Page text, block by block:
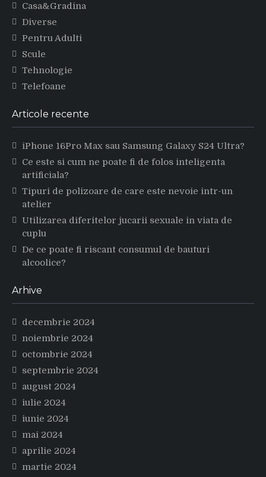
Casa&Gradina
Diverse
Pentru Adulti
Scule
Tehnologie
Telefoane
Articole recente
iPhone 16Pro Max sau Samsung Galaxy S24 Ultra?
Ce este si cum ne poate fi de folos inteligenta
artificiala?
Tipuri de polizoare de care este nevoie intr-un
atelier
Utilizarea diferitelor jucarii sexuale in viata de
cuplu
De ce poate fi riscant consumul de bauturi
alcoolice?
Arhive
decembrie 2024
noiembrie 2024
octombrie 2024
septembrie 2024
august 2024
iulie 2024
iunie 2024
mai 2024
aprilie 2024
martie 2024